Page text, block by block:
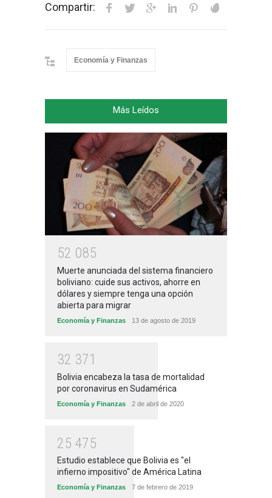
Compartir:
Economía y Finanzas
Más Leídos
52 085
Muerte anunciada del sistema financiero
boliviano: cuide sus activos, ahorre en
dólares y siempre tenga una opción
abierta para migrar
Economía y Finanzas 13 de agosto de 2019
32 371
Bolivia encabeza la tasa de mortalidad
por coronavirus en Sudamérica
Economía y Finanzas 2 de abril de 2020
25 475
Estudio establece que Bolivia es "el
infierno impositivo" de América Latina
Economía y Finanzas 7 de febrero de 2019